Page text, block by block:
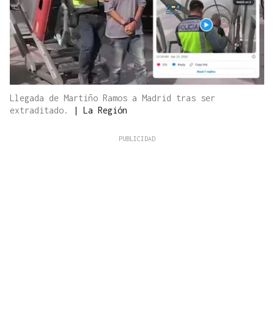
Llegada de Martiño Ramos a Madrid tras ser
extraditado.
| La Región